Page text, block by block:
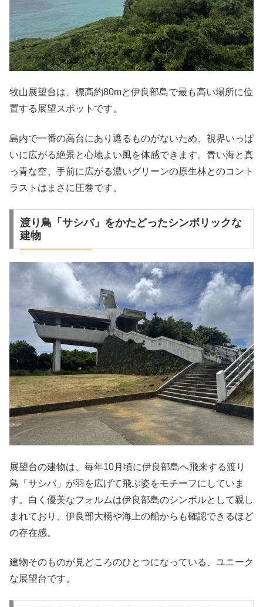
牧山展望台は、標高約80mと伊良部島で最も高い場所に位
置する展望スポットです。
島内で一番の高台にあり遮るものがないため、視界いっぱ
いに広がる絶景と心地よい風を体感できます。青い海と真
っ青な空、手前に広がる濃いグリーンの原生林とのコント
ラストはまさに圧巻です。
渡り鳥「サシバ」をかたどったシンボリックな
建物
展望台の建物は、毎年10月頃に伊良部島へ飛来する渡り
鳥「サシバ」が羽を広げて飛ぶ姿をモチーフにしていま
す。白く優美なフォルムは伊良部島のシンボルとして親し
まれており、伊良部大橋や海上の船からも確認できるほど
の存在感。
建物そのものが見どころのひとつになっている、ユニーク
な展望台です。